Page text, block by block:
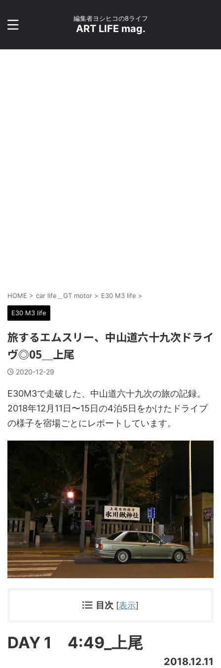
編集者ヨシヒコの8ライフ
ART LIFE mag.
HOME > car life＿GT motor > E30 M3 life >
E30 M3 life
旅するエムスリー、中山道六十九次ドライ
ヴ◎05＿上尾
2020-12-29
E30M3で走破した、中山道六十九次の旅の記録。
2018年12月11日〜15日の4泊5日をかけたドライブ
の様子を宿場ごとにレポートしています。
目次 [表示]
DAY 1 4:49_上尾
2018.12.11